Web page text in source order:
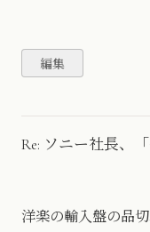
Re: ソニー社長、
洋楽の輸入盤の品